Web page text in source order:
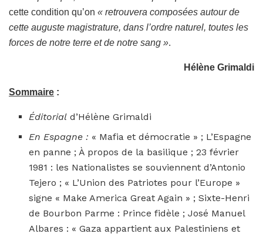
cette condition qu’on « retrouvera composées autour de
cette auguste magistrature, dans l’ordre naturel, toutes les
forces de notre terre et de notre sang ».
Hélène Grimaldi
Sommaire :
Éditorial d’Hélène Grimaldi
En Espagne : « Mafia et démocratie » ; L’Espagne
en panne ; À propos de la basilique ; 23 février
1981 : les Nationalistes se souviennent d’Antonio
Tejero ; « L’Union des Patriotes pour l’Europe »
signe « Make America Great Again » ; Sixte-Henri
de Bourbon Parme : Prince fidèle ; José Manuel
Albares : « Gaza appartient aux Palestiniens et